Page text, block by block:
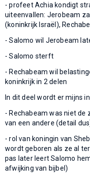
- profeet Achia kondigt
uiteenvallen: Jerobeam
(koninkrijk Israël),
- Salomo wil Jerobeam
- Salomo sterft
- Rechabeam wil
koninkrijk in 2 delen
In dit deel wordt er mijns
- Rechabeam was niet de
van een andere (detail
- rol van koningin van
wordt geboren als ze al
pas later leert Salomo
afwijking van bijbel)